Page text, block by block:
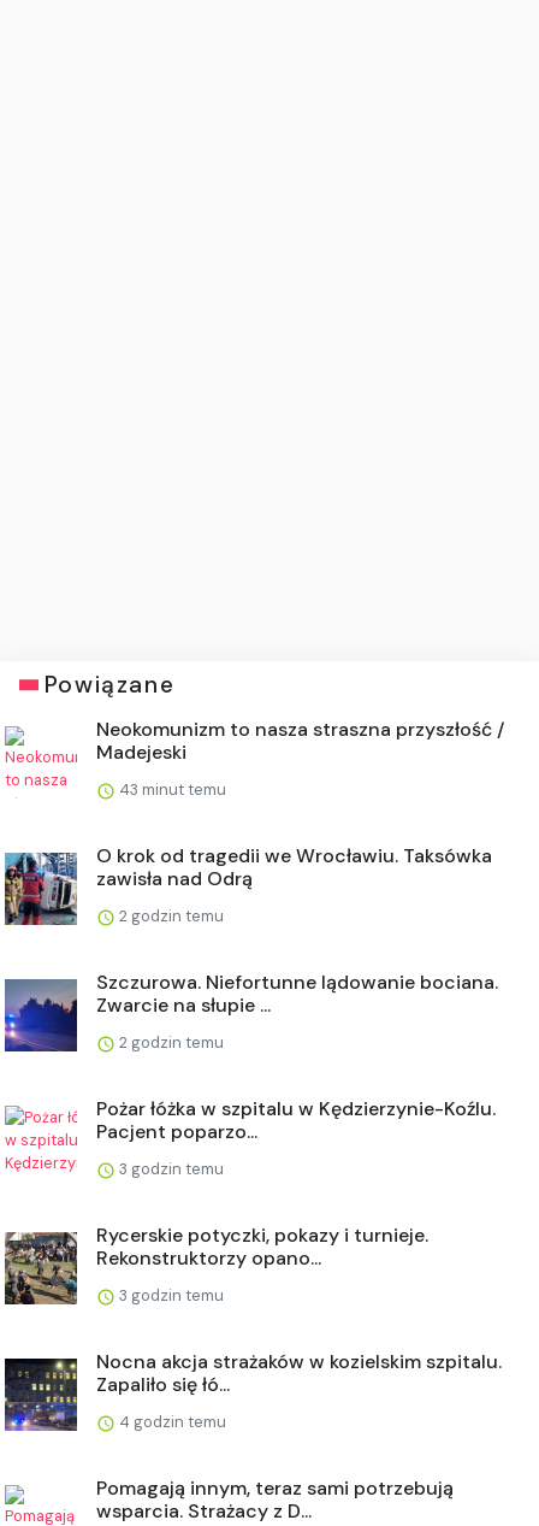
Powiązane
Neokomunizm to nasza straszna przyszłość /
Madejeski
43 minut temu
O krok od tragedii we Wrocławiu. Taksówka
zawisła nad Odrą
2 godzin temu
Szczurowa. Niefortunne lądowanie bociana.
Zwarcie na słupie ...
2 godzin temu
Pożar łóżka w szpitalu w Kędzierzynie-Koźlu.
Pacjent poparzo...
3 godzin temu
Rycerskie potyczki, pokazy i turnieje.
Rekonstruktorzy opano...
3 godzin temu
Nocna akcja strażaków w kozielskim szpitalu.
Zapaliło się łó...
4 godzin temu
Pomagają innym, teraz sami potrzebują
wsparcia. Strażacy z D...